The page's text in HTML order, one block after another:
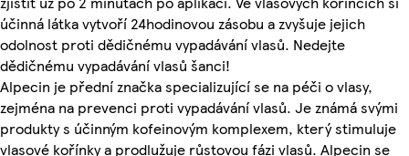
účinná látka vytvoří 24hodinovou zásobu a zvyšuje jejich
odolnost proti dědičnému vypadávání vlasů. Nedejte
dědičnému vypadávání vlasů šanci!
Alpecin je přední značka specializující se na péči o vlasy,
zejména na prevenci proti vypadávání vlasů. Je známá svými
produkty s účinným kofeinovým komplexem, který stimuluje
vlasové kořínky a prodlužuje růstovou fázi vlasů. Alpecin se